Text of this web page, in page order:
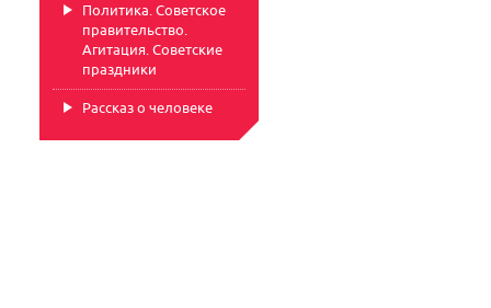
Политика. Советское
правительство.
Агитация. Советские
праздники
Рассказ о человеке